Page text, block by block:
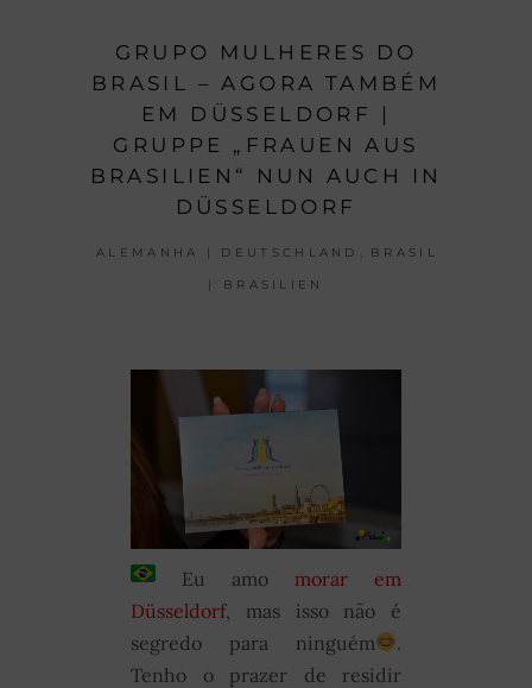
GRUPO MULHERES DO
BRASIL – AGORA TAMBÉM
EM DÜSSELDORF |
GRUPPE „FRAUEN AUS
BRASILIEN“ NUN AUCH IN
DÜSSELDORF
ALEMANHA | DEUTSCHLAND BRASIL
| BRASILIEN
Eu amo morar em
Düsseldorf, mas isso não é
segredo para ninguém
.
Tenho o prazer de residir